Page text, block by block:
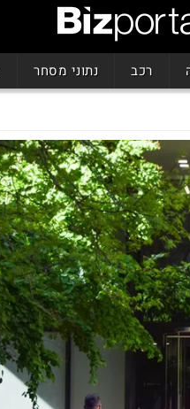
רכב נתוני מסחר